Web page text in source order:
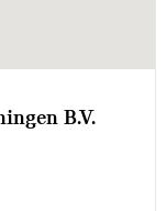
B.V.